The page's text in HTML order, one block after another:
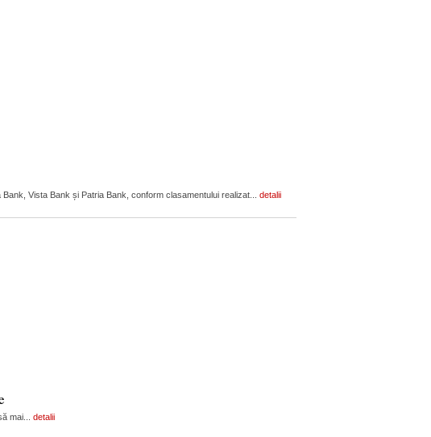
Vista Bank și Patria Bank, conform clasamentului realizat... detalii
mai... detalii